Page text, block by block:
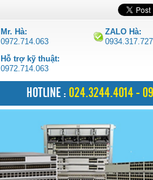
Mr. Hà:
0972.714.063
ZALO Hà:
0934.317.727
Hỗ trợ kỹ thuật:
0972.714.063
HOTLINE : 024.3244.4014 -